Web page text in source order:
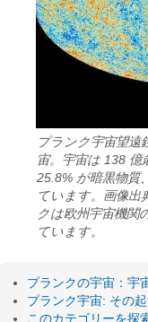
プランク宇宙望遠
宙。宇宙は 138 億
25.8% が暗黒物質
ています。画像出
クは欧州宇宙機関
ています。
プランクの宇宙：宇
プランク宇宙: その
このカテゴリーを探